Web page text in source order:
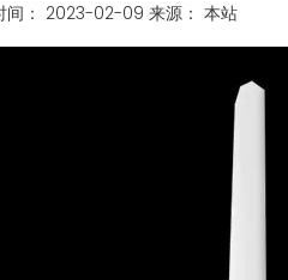
间： 2023-02-09 来源： 本站